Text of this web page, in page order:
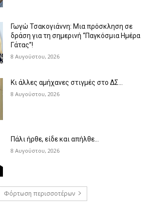
Γωγώ Τσακογιάννη: Μια πρόσκληση σε
δράση για τη σημερινή “Παγκόσμια Ημέρα
Γάτας”!
8 Αυγούστου, 2026
Κι άλλες αμήχανες στιγμές στο ΔΣ…
8 Αυγούστου, 2026
Πάλι ήρθε, είδε και απήλθε…
8 Αυγούστου, 2026
Φόρτωση περισσοτέρων